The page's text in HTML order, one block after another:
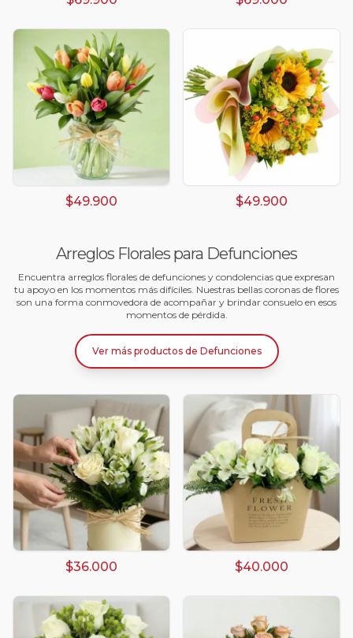
$49.900 $49.900
Arreglos Florales para Defunciones
Encuentra arreglos florales de defunciones y condolencias que expresan
tu apoyo en los momentos más difíciles. Nuestras bellas coronas de flores
son una forma conmovedora de acompañar y brindar consuelo en esos
momentos de pérdida.
Ver más productos de Defunciones
$36.000 $40.000
Arreglos damasco